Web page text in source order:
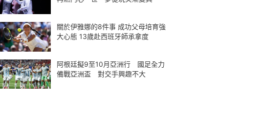
關於伊雅娜的8件事 成功父母培育強
大心態 13歲赴西班牙師承拿度
阿根廷擬9至10月亞洲行 國足全力
備戰亞洲盃 對交手興趣不大